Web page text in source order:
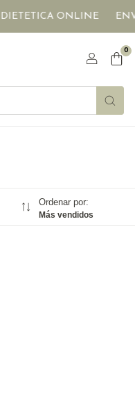
DIETETICA ONLINE
0
Ordenar por:
Más vendidos